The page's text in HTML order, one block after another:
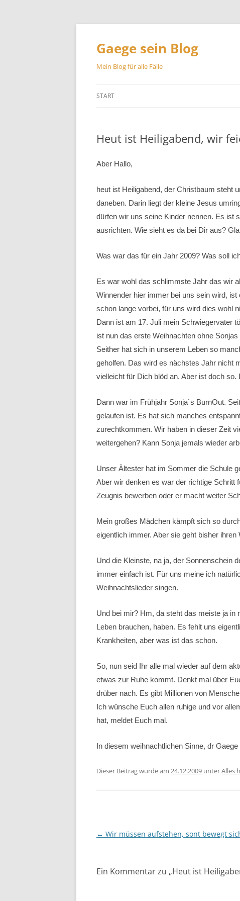
Zum
Gaege sein Blog
Mein Blog für alle Fälle
START
Heut ist Heiligabend, wir
Aber Hallo,
heut ist Heiligabend, der Christbaum steht
daneben. Darin liegt der kleine Jesus
dürfen wir uns seine Kinder nennen. Es
ausrichten. Wie sieht es da bei Dir aus?
Was war das für ein Jahr 2009? Was soll
Es war wohl das schlimmste Jahr das wir
Winnender hier immer bei uns sein wird,
schon lange vorbei, für uns wird dies wohl
Dann ist am 17. Juli mein Schwiegervater
ist nun das erste Weihnachten ohne
Seither hat sich in unserem Leben so
geholfen. Das wird es nächstes Jahr nicht
vielleicht für Dich blöd an. Aber ist doch
Dann war im Frühjahr Sonja`s BurnOut.
gelaufen ist. Es hat sich manches
zurechtkommen. Wir haben in dieser Zeit
weitergehen? Kann Sonja jemals wieder
Unser Ältester hat im Sommer die Schule
Aber wir denken es war der richtige
Zeugnis bewerben oder er macht weiter
Mein großes Mädchen kämpft sich so
eigentlich immer. Aber sie geht bisher
Und die Kleinste, na ja, der Sonnenschein
immer einfach ist. Für uns meine ich
Weihnachtslieder singen.
Und bei mir? Hm, da steht das meiste ja
Leben brauchen, haben. Es fehlt uns
Krankheiten, aber was ist das schon.
So, nun seid Ihr alle mal wieder auf dem
etwas zur Ruhe kommt. Denkt mal über
drüber nach. Es gibt Millionen von
Ich wünsche Euch allen ruhige und vor
hat, meldet Euch mal.
In diesem weihnachtlichen Sinne, dr
Dieser Beitrag wurde am 24.12.2009 unterAlles
Beitragsnavigation
← Wir müssen aufstehen, sont bewegt
Ein Kommentar zu „Heut ist